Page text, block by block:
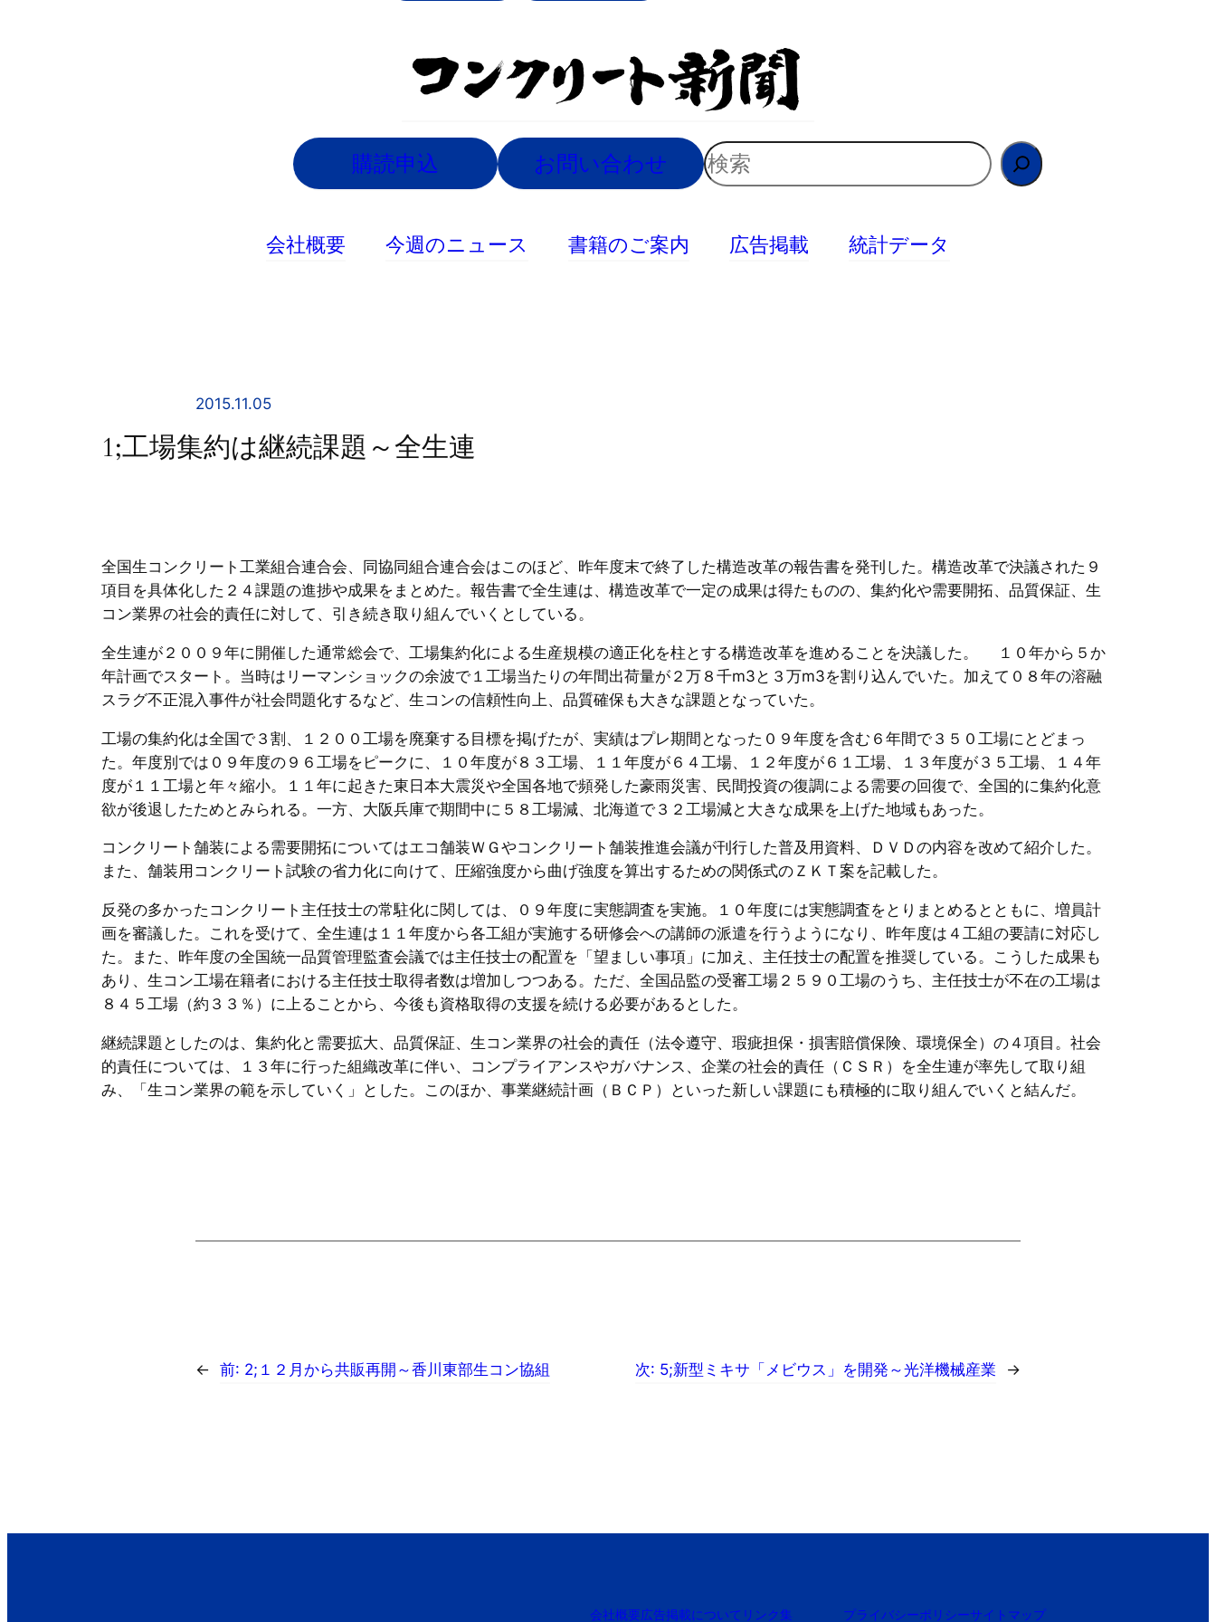
購読申込 お問い合わせ
検
索
会社概要 今週のニュース 書籍のご案内 広告掲載 統計データ
2015.11.05
1;工場集約は継続課題～全生連
全国生コンクリート工業組合連合会、同協同組合連合会はこのほど、昨年度末で終了した構造改革の報告書を発刊した。構造改革で決議された９
項目を具体化した２４課題の進捗や成果をまとめた。報告書で全生連は、構造改革で一定の成果は得たものの、集約化や需要開拓、品質保証、生
コン業界の社会的責任に対して、引き続き取り組んでいくとしている。
全生連が２００９年に開催した通常総会で、工場集約化による生産規模の適正化を柱とする構造改革を進めることを決議した。 １０年から５か
年計画でスタート。当時はリーマンショックの余波で１工場当たりの年間出荷量が２万８千m3と３万m3を割り込んでいた。加えて０８年の溶融
スラグ不正混入事件が社会問題化するなど、生コンの信頼性向上、品質確保も大きな課題となっていた。
工場の集約化は全国で３割、１２００工場を廃棄する目標を掲げたが、実績はプレ期間となった０９年度を含む６年間で３５０工場にとどまっ
た。年度別では０９年度の９６工場をピークに、１０年度が８３工場、１１年度が６４工場、１２年度が６１工場、１３年度が３５工場、１４年
度が１１工場と年々縮小。１１年に起きた東日本大震災や全国各地で頻発した豪雨災害、民間投資の復調による需要の回復で、全国的に集約化意
欲が後退したためとみられる。一方、大阪兵庫で期間中に５８工場減、北海道で３２工場減と大きな成果を上げた地域もあった。
コンクリート舗装による需要開拓についてはエコ舗装ＷＧやコンクリート舗装推進会議が刊行した普及用資料、ＤＶＤの内容を改めて紹介した。
また、舗装用コンクリート試験の省力化に向けて、圧縮強度から曲げ強度を算出するための関係式のＺＫＴ案を記載した。
反発の多かったコンクリート主任技士の常駐化に関しては、０９年度に実態調査を実施。１０年度には実態調査をとりまとめるとともに、増員計
画を審議した。これを受けて、全生連は１１年度から各工組が実施する研修会への講師の派遣を行うようになり、昨年度は４工組の要請に対応し
た。また、昨年度の全国統一品質管理監査会議では主任技士の配置を「望ましい事項」に加え、主任技士の配置を推奨している。こうした成果も
あり、生コン工場在籍者における主任技士取得者数は増加しつつある。ただ、全国品監の受審工場２５９０工場のうち、主任技士が不在の工場は
８４５工場（約３３％）に上ることから、今後も資格取得の支援を続ける必要があるとした。
継続課題としたのは、集約化と需要拡大、品質保証、生コン業界の社会的責任（法令遵守、瑕疵担保・損害賠償保険、環境保全）の４項目。社会
的責任については、１３年に行った組織改革に伴い、コンプライアンスやガバナンス、企業の社会的責任（ＣＳＲ）を全生連が率先して取り組
み、「生コン業界の範を示していく」とした。このほか、事業継続計画（ＢＣＰ）といった新しい課題にも積極的に取り組んでいくと結んだ。
← 前: 2;１２月から共販再開～香川東部生コン協組 次: 5;新型ミキサ「メビウス」を開発～光洋機械産業 →
会社概要広告掲載について リンク集 プライバシーポリシーサイトマップ